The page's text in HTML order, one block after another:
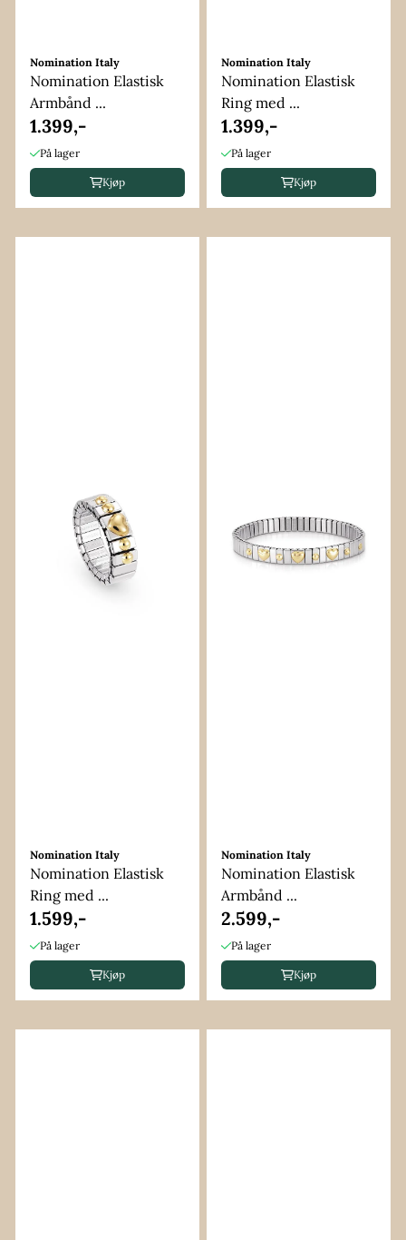
Nomination Italy
Nomination Elastisk
Armbånd ...
1.399,-
På lager
Kjøp
Nomination Italy
Nomination Elastisk
Ring med ...
1.399,-
På lager
Kjøp
Nomination Italy
Nomination Elastisk
Ring med ...
1.599,-
På lager
Kjøp
Nomination Italy
Nomination Elastisk
Armbånd ...
2.599,-
På lager
Kjøp